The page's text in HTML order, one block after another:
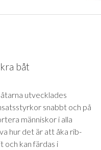
båt
utvecklades
snabbt och på
människor i alla
hur det är att åka rib-
och kan färdas i